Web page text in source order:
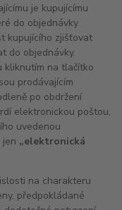
je kupujícímu
do objednávky
kupujícího zjišťovat
do objednávky.
kliknutím na tlačítko
prodávajícím
po obdržení
elektronickou poštou,
uvedenou
„elektronická
na charakteru
předpokládané